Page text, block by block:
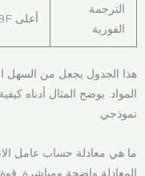
الترجمة
الفورية
أعلى BF
المواد. يوضح المثال أدناه
نموذجي.
ما هي معادلة حساب عامل
المعادلة واضحة ومباشرة: قوة